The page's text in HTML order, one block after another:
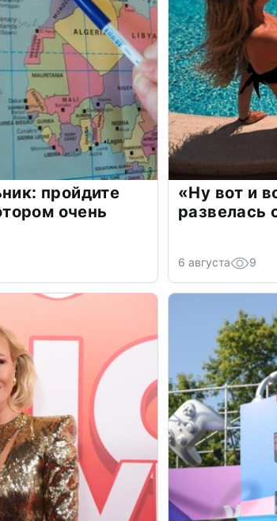
пройдите
очень
«Ну вот и
6 августа 9